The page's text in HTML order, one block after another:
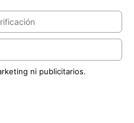
ni publicitarios.